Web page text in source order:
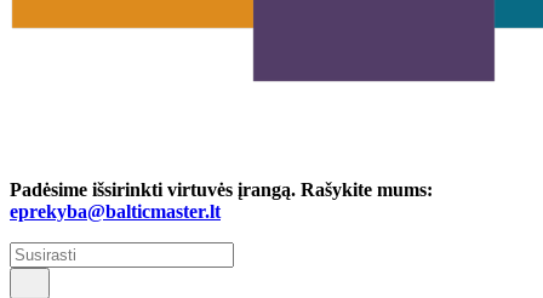
Padėsime išsirinkti virtuvės įrangą. Rašykite mums:
eprekyba@balticmaster.lt